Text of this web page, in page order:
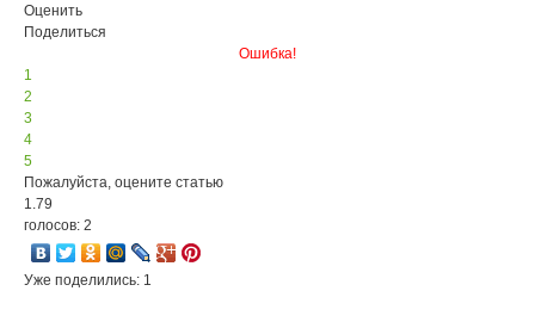
Оценить
Поделиться
Ошибка!
1
2
3
4
5
Пожалуйста, оцените статью
1.79
голосов: 2
Уже поделились: 1